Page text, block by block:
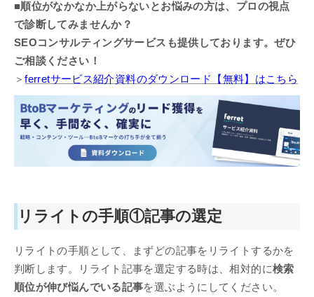
■順位がなかなか上がらないとお悩みの方は、プロの視点
で診断してみませんか？
SEOコンサルティングサービスも提供しております。ぜひ
ご相談ください！
＞ferretサービス紹介資料のダウンロード【無料】はこちら
リライトの手順①記事の選定
リライトの手順として、まずどの記事をリライトするかを
判断します。リライト記事を選定する時は、相対的に検索
順位が伸び悩んでいる記事を選ぶようにしてください。